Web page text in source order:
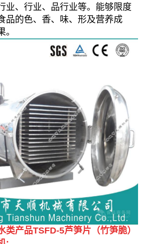
业、行业、品行业等。能够限度
品的色、香、味、形及营养成
。
类产品TSFD-5芦笋片（竹笋脆）